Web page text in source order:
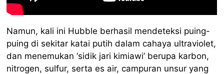
Namun, kali ini Hubble berhasil mendeteksi puing-
puing di sekitar katai putih dalam cahaya ultraviolet,
dan menemukan ‘sidik jari kimiawi’ berupa karbon,
nitrogen, sulfur, serta es air, campuran unsur yang